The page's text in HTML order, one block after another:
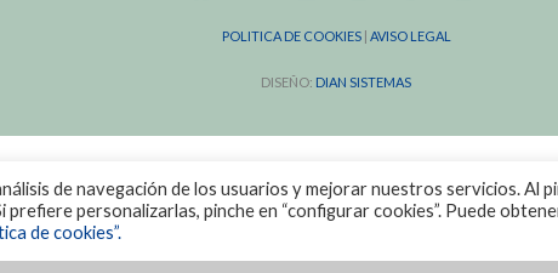
POLITICA DE COOKIES| AVISO LEGAL
DISEÑO: DIAN SISTEMAS
de navegación de los usuarios y mejorar nuestros servicios. Al
personalizarlas, pinche en “configurar cookies”. Puede
de cookies”.